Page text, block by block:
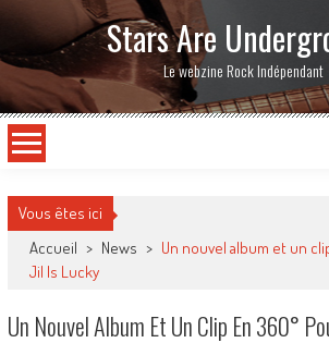
Stars Are
Le webzine Rock Indépendant
Vous êtes ici
Accueil > News > Un nouvel album et un
Jil Is Lucky
Un Nouvel Album Et Un Clip En 360°